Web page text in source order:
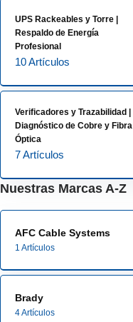
UPS Rackeables y Torre |
Respaldo de Energía
Profesional
10 Artículos
Verificadores y Trazabilidad |
Diagnóstico de Cobre y Fibra
Óptica
7 Artículos
Nuestras Marcas A-Z
AFC Cable Systems
1 Artículos
Brady
4 Artículos